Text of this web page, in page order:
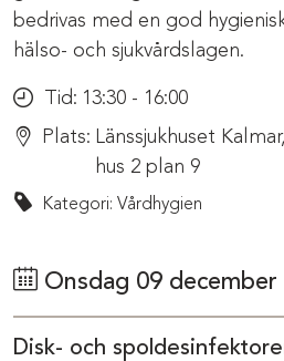
bedrivas med en god
hälso- och sjukvårdslagen.
Tid: 13:30 - 16:00
Plats: Länssjukhuset
hus 2 plan 9
Kategori: Vårdhygien
Onsdag 09 december
Disk- och